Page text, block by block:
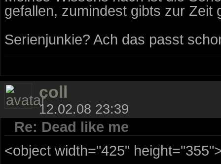
gefallen, zumindest gibts zur Zeit
Serienjunkie? Ach das passt
coll
12.02.08 23:39
Re: Dead like me
<object width="425"